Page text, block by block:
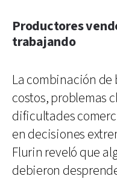
Productores
trabajando
La combinación
costos, problemas
dificultades
en decisiones
Flurin reveló que
debieron